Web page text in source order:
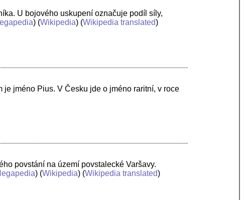
U bojového uskupení označuje podíl síly,
) (Wikipedia) (Wikipedia translated)
je jméno Pius. V Česku jde o jméno raritní, v roce
povstání na území povstalecké Varšavy.
) (Wikipedia) (Wikipedia translated)